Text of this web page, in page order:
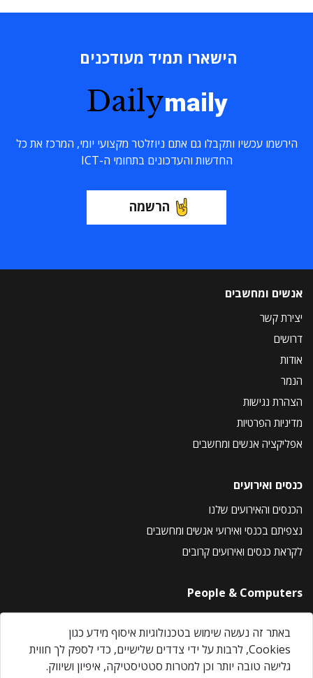
הישארו תמיד מעודכנים
Dailymaily
הירשמו עכשיו ותקבלו גם אתם ניוזלטר מקצועי יומי, המרכז את כל
החדשות והעדכונים בתחומי ה-ICT
הרשמה
אנשים ומחשבים
יצירת קשר
דרושים
אודות
הנמר
הצהרת נגישות
מדיניות הפרטיות
אפליקציה אנשים ומחשבים
כנסים ואירועים
הכנסים והאירועים שלנו
נצפיתם בכנסי ואירועי אנשים ומחשבים
לקראת כנסים ואירועים קרובים
People & Computers
About Us
Privacy Policy
Contact Us
באתר זה נעשה שימוש בטכנולוגיות איסוף מידע כגון
Cookies, לרבות על ידי צדדים שלישיים, כדי לספק לך חווית
גלישה טובה יותר וכן למטרות סטטיסטיקה, איפיון ושיווק.